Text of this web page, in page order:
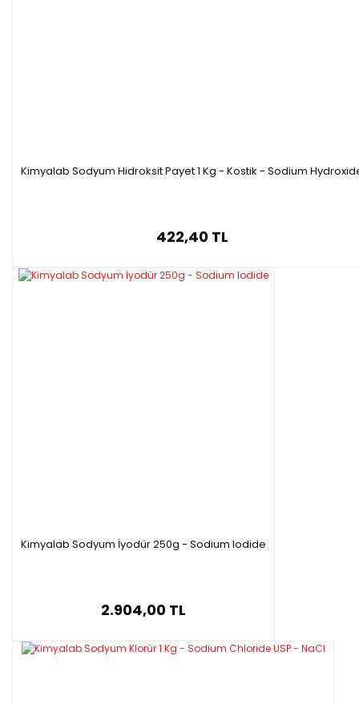
Kimyalab Sodyum Hidroksit Payet 1 Kg - Kostik - Sodium
422,40 TL
Kimyalab Sodyum İyodür 250g - Sodium Iodide
2.904,00 TL